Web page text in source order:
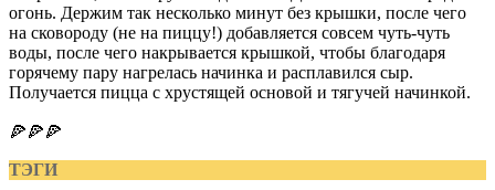
огонь. Держим так несколько минут без крышки, после чего
на сковороду (не на пиццу!) добавляется совсем чуть-чуть
воды, после чего накрывается крышкой, чтобы благодаря
горячему пару нагрелась начинка и расплавился сыр.
Получается пицца с хрустящей основой и тягучей начинкой.
🍕🍕🍕
ТЭГИ